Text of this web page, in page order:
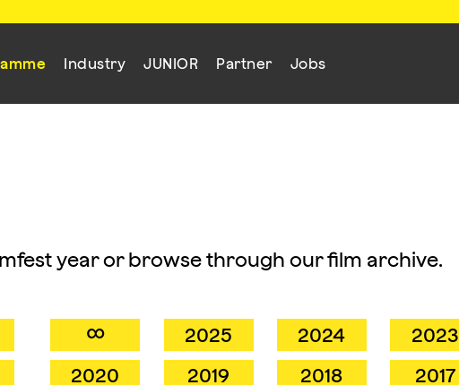
Industry JUNIOR Partner Jobs
year or browse through our film archive.
∞ 2025 2024 2023
2020
2019 2018 2017